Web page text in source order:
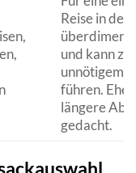
Reise in der
und kann zu
unnötigem
führen.
längere
gedacht.